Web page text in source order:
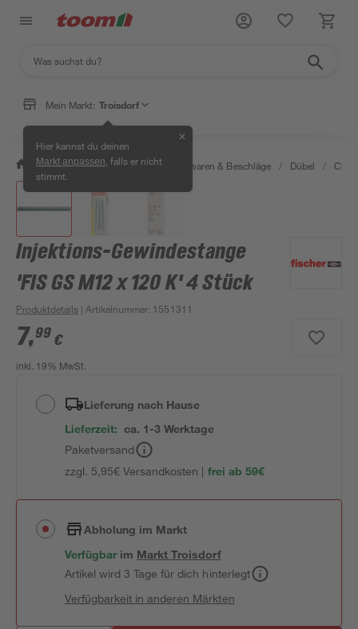
Mein Markt: Troisdorf
Hier kannst du deinen
Markt anpassen , falls er nicht
stimmt.
✕
/ Werkstatt & Maschinen / Eisenwaren & Beschläge / Dübel /
Injektions-Gewindestange
'FIS GS M12 x 120 K' 4 Stück
Produktdetails | Artikelnummer: 1551311
7,99 €
inkl. 19% MwSt.
Lieferung nach Hause
Lieferzeit: ca. 1-3 Werktage
Paketversand
zzgl. 5,95€ Versandkosten | frei ab 59€
Abholung im Markt
Verfügbar im MarktTroisdorf
Artikel wird 3 Tage für dich hinterlegt
Verfügbarkeit in anderen Märkten